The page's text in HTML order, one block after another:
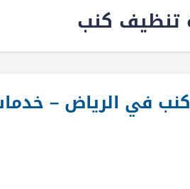
كنب
في الرياض –